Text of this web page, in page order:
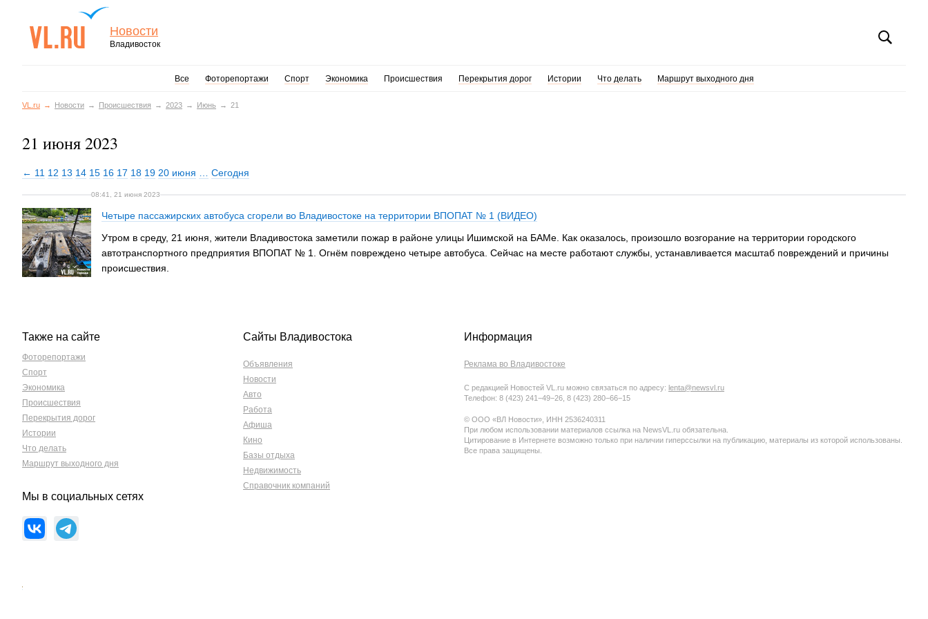
Новости
Владивосток
Все Фоторепортажи Спорт Экономика Происшествия Перекрытия дорог Истории Что делать Маршрут выходного дня
VL.ru Новости Происшествия 2023 Июнь 21
21 июня 2023
← 11 12 13 14 15 16 17 18 19 20 июня Сегодня
08:41, 21 июня 2023
Четыре пассажирских автобуса сгорели во Владивостоке на территории ВПОПАТ № 1 (ВИДЕО)
Утром в среду, 21 июня, жители Владивостока заметили пожар в районе улицы Ишимской на БАМе. Как оказалось, произошло возгорание на территории городского
автотранспортного предприятия ВПОПАТ № 1. Огнём повреждено четыре автобуса. Сейчас на месте работают службы, устанавливается масштаб повреждений и причины
происшествия.
Также на сайте
Фоторепортажи
Спорт
Экономика
Происшествия
Перекрытия дорог
Истории
Что делать
Маршрут выходного дня
Мы в социальных сетях
Сайты Владивостока
Объявления
Новости
Авто
Работа
Афиша
Кино
Базы отдыха
Недвижимость
Справочник компаний
Информация
Реклама во Владивостоке
С редакцией Новостей VL.ru можно связаться по адресу: lenta@newsvl.ru
Телефон: 8 (423) 241−49−26, 8 (423) 280−66−15
© ООО «ВЛ Новости», ИНН 2536240311
При любом использовании материалов ссылка на NewsVL.ru обязательна.
Цитирование в Интернете возможно только при наличии гиперссылки на публикацию, материалы из которой использованы.
Все права защищены.